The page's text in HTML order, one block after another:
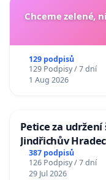
Chceme zelené,
129 podpisů
129 Podpisy / 7 dní
1 Aug 2026
Petice za udržení
Jindřichův Hradec
387 podpisů
126 Podpisy / 7 dní
29 Jul 2026